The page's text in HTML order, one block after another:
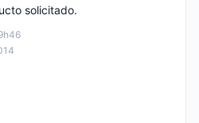
solicitado.